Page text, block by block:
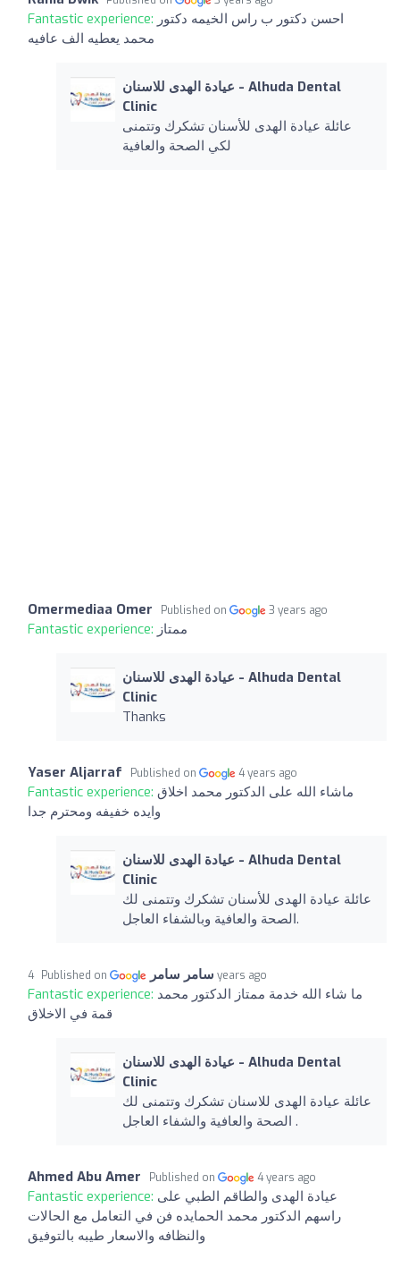
Fantastic experience: احسن دكتور ب راس الخيمه دكتور
محمد يعطيه الف عافيه
عيادة الهدى للاسنان - Alhuda Dental
Clinic
عائلة عيادة الهدى للأسنان تشكرك وتتمنى
لكي الصحة والعافية
Omermediaa Omer Published on 3 years ago
Fantastic experience: ممتاز
عيادة الهدى للاسنان - Alhuda Dental
Clinic
Thanks
Yaser Aljarraf Published on 4 years ago
Fantastic experience: ماشاء الله على الدكتور محمد اخلاق
وايده خفيفه ومحترم جدا
عيادة الهدى للاسنان - Alhuda Dental
Clinic
عائلة عيادة الهدى للأسنان تشكرك وتتمنى لك
الصحة والعافية وبالشفاء العاجل.
سامر سامر Published on 4 years ago
Fantastic experience: ما شاء الله خدمة ممتاز الدكتور محمد
قمة في الاخلاق
عيادة الهدى للاسنان - Alhuda Dental
Clinic
عائلة عيادة الهدى للاسنان تشكرك وتتمنى لك
الصحة والعافية والشفاء العاجل .
Ahmed Abu Amer Published on 4 years ago
Fantastic experience: عيادة الهدى والطاقم الطبي على
راسهم الدكتور محمد الحمايده فن في التعامل مع الحالات
والنظافه والاسعار طيبه بالتوفيق